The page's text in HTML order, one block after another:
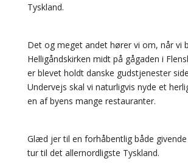
Tyskland.
Det og meget andet hører vi om, når vi
Helligåndskirken midt på gågaden i
er blevet holdt danske gudstjenester
Undervejs skal vi naturligvis nyde et
en af byens mange restauranter.
Glæd jer til en forhåbentlig både
tur til det allernordligste Tyskland.